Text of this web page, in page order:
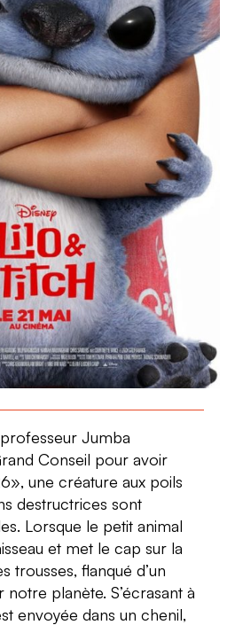
Jumba
Conseil pour avoir
une créature aux poils
destructrices sont
Lorsque le petit animal
et met le cap sur la
trousses, flanqué d’un
planète. S’écrasant à
envoyée dans un chenil,